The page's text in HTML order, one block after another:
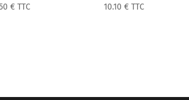
€ TTC
10.10€ TTC